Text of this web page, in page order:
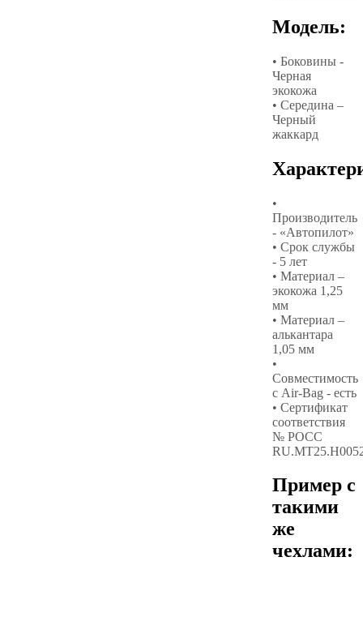
Модель:
• Боковины -
Черная
экокожа
• Середина –
Черный
жаккард
•
Производитель
- «Автопилот»
• Срок службы
- 5 лет
• Материал –
экокожа 1,25
мм
• Материал –
алькантара
1,05 мм
•
Совместимость
с Air-Bag - есть
• Сертификат
соответствия
№ РОСС
Пример с
такими
же
чехлами: